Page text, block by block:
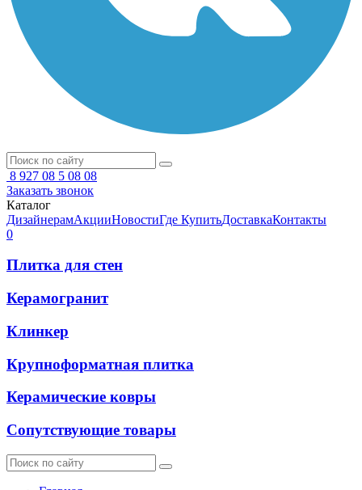
8 927 08 5 08 08
Заказать звонок
Каталог
ДизайнерамАкцииНовостиГде КупитьДоставкаКонтакты
0
Плитка для стен
Керамогранит
Клинкер
Крупноформатная плитка
Керамические ковры
Сопутствующие товары